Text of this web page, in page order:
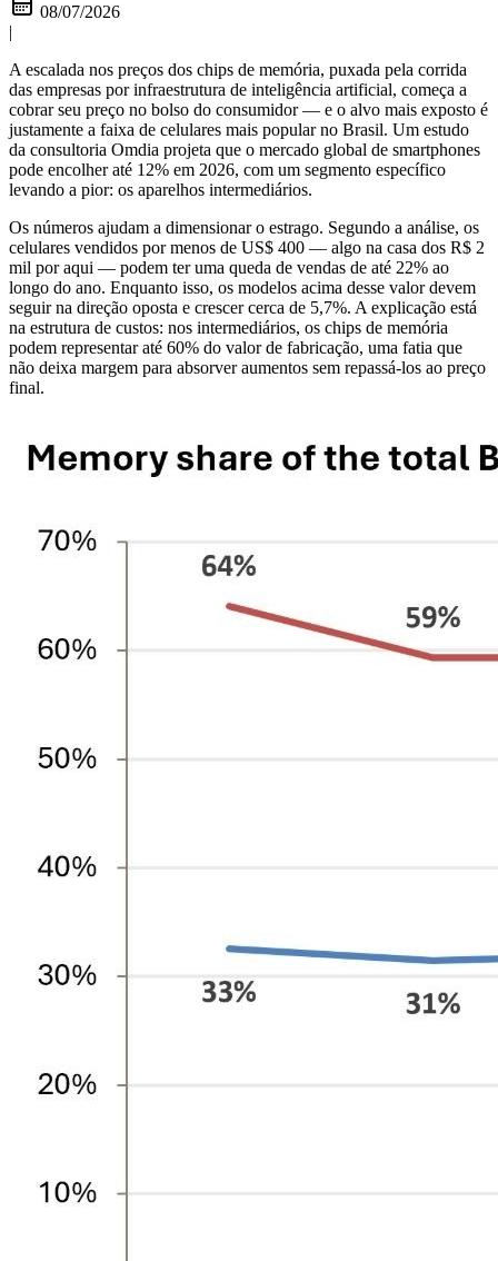
08/07/2026
|
A escalada nos preços dos chips de memória, puxada pela corrida
das empresas por infraestrutura de inteligência artificial, começa a
cobrar seu preço no bolso do consumidor — e o alvo mais exposto é
justamente a faixa de celulares mais popular no Brasil. Um estudo
da consultoria Omdia projeta que o mercado global de smartphones
pode encolher até 12% em 2026, com um segmento específico
levando a pior: os aparelhos intermediários.
Os números ajudam a dimensionar o estrago. Segundo a análise, os
celulares vendidos por menos de US$ 400 — algo na casa dos R$ 2
mil por aqui — podem ter uma queda de vendas de até 22% ao
longo do ano. Enquanto isso, os modelos acima desse valor devem
seguir na direção oposta e crescer cerca de 5,7%. A explicação está
na estrutura de custos: nos intermediários, os chips de memória
podem representar até 60% do valor de fabricação, uma fatia que
não deixa margem para absorver aumentos sem repassá-los ao preço
final.